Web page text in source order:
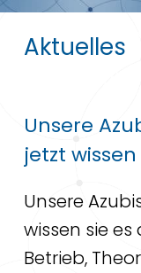
Aktuelles
Unsere
jetzt
Unsere
wissen sie es
Betrieb,